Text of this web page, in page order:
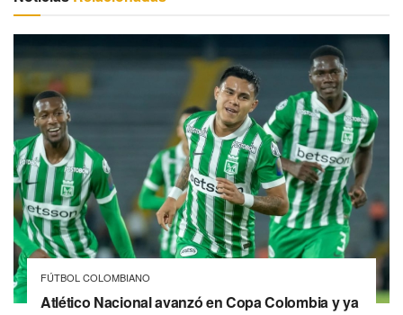
FÚTBOL COLOMBIANO
Atlético Nacional avanzó en Copa Colombia y ya